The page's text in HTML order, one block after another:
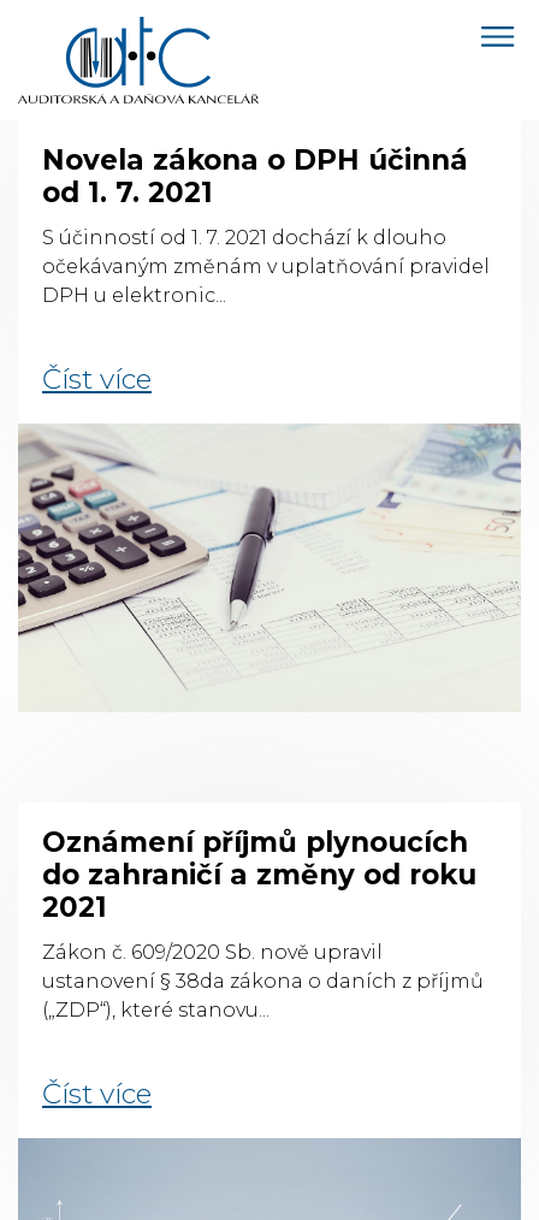
Novela zákona o DPH účinná
od 1. 7. 2021
S účinností od 1. 7. 2021 dochází k dlouho
očekávaným změnám v uplatňování pravidel
DPH u elektronic...
Číst více
Oznámení příjmů plynoucích
do zahraničí a změny od roku
2021
Zákon č. 609/2020 Sb. nově upravil
ustanovení § 38da zákona o daních z příjmů
(„ZDP“), které stanovu...
Číst více